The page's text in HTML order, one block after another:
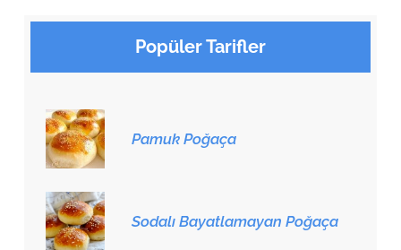
Popüler Tarifler
Pamuk Poğaça
Sodalı Bayatlamayan Poğaça